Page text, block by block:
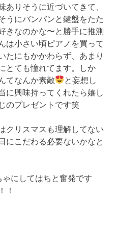
ありそうに近づいてきて、
うにバンバンと鍵盤をたた
きなのかな〜と勝手に推測
は小さい頃ピアノを買って
たにもかかわらず、あまり
とても憧れてます。しか
てなんか素敵
と妄想し
興味持ってくれたら嬉し
のプレゼントです笑
クリスマスも理解してない
にこだわる必要ないかなと
にしてはちと奮発です
！